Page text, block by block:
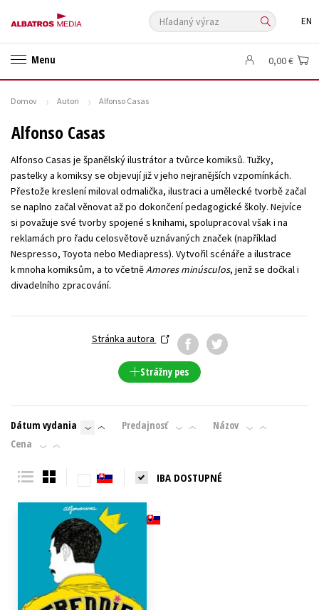
Hľadaný výraz EN
Menu
🏷️ Zlacnené knihy
⚔️ Zaklínač na CD
Doplnkový sortiment
Ezoterika a duchovný svet
História a military
Hobby
Humanitné a spoločenské vedy
Jazyky
Kalendáre, diáre Kariéra a osobný rozvoj
Komiks
Krížovky
Kuchárske knihy New Adult
Obchod a ekonómia
Ostatné
Počítače
Poézia
Populárno - náučná pre dospelých
Predškoláci
Príroda a záhrada
Prírodné vedy
Technické vedy
Učebnice
Umenie a kultúra
Výchova a pedagogika
Young adult
Všetky tituly
0,00 €
Domov Autori Alfonso Casas
Alfonso Casas
Alfonso Casas je španělský ilustrátor a tvůrce komiksů. Tužky,
pastelky a komiksy se objevují již v jeho nejranějších vzpomínkách.
Přestože kreslení miloval odmalička, ilustraci a umělecké tvorbě začal
se naplno začal věnovat až po dokončení pedagogické školy. Nejvíce
si považuje své tvorby spojené s knihami, spolupracoval však i na
reklamách pro řadu celosvětově uznávaných značek (například
Nespresso, Toyota nebo Mediapress). Vytvořil scénáře a ilustrace
k mnoha komiksům, a to včetněAmores minúsculos, jenž se dočkal i
divadelního zpracování.
Stránka autora
Strážny pes
Dátum vydania Predajnosť
Názov
Cena
IBA DOSTUPNÉ